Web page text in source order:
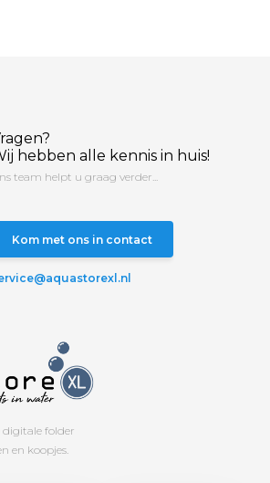
hebben alle kennis in huis!
team helpt u graag verder...
Kom met ons in contact
folder
en koopjes.